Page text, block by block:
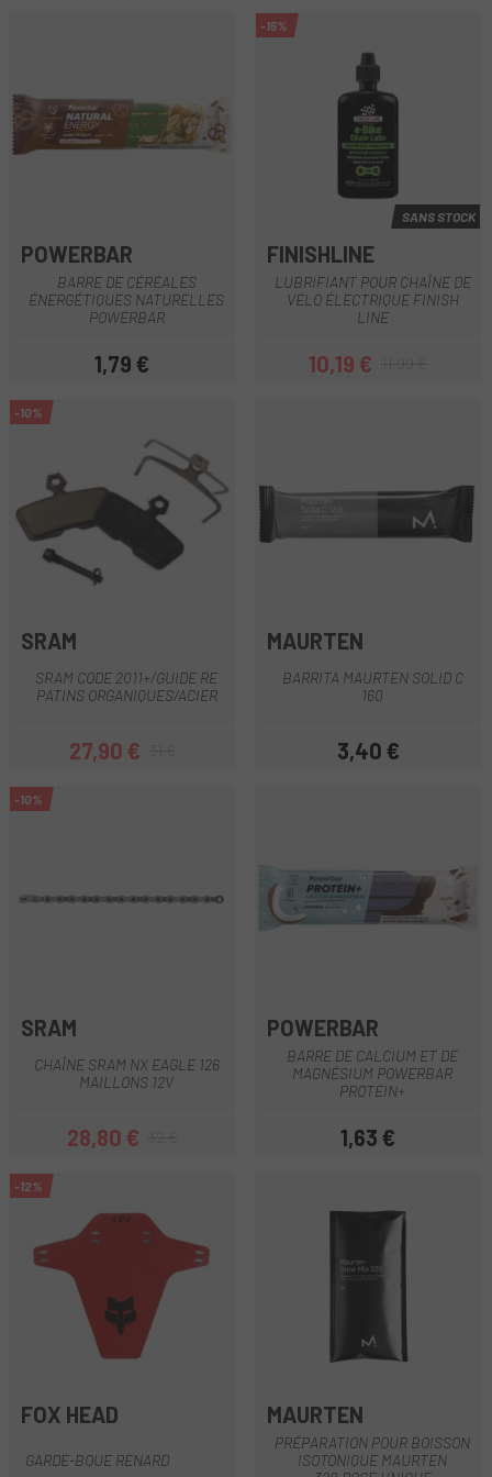
POWERBAR
BARRE DE CÉRÉALES
ÉNERGÉTIQUES NATURELLES
POWERBAR
Prix
1,79 €
-15%
SANS STOCK
FINISHLINE
LUBRIFIANT POUR CHAÎNE DE
VÉLO ÉLECTRIQUE FINISH
LINE
Prix
10,19 €Prix habituel
-10%
SRAM
SRAM CODE 2011+/GUIDE RE
PATINS ORGANIQUES/ACIER
Prix
27,90 €Prix habituel
MAURTEN
BARRITA MAURTEN SOLID C
160
Prix
3,40 €
-10%
SRAM
CHAÎNE SRAM NX EAGLE 126
MAILLONS 12V
Prix
28,80 €Prix habituel
POWERBAR
BARRE DE CALCIUM ET DE
MAGNÉSIUM POWERBAR
PROTEIN+
Prix
1,63 €
-12%
FOX HEAD
GARDE-BOUE RENARD
MAURTEN
PRÉPARATION POUR BOISSON
ISOTONIQUE MAURTEN